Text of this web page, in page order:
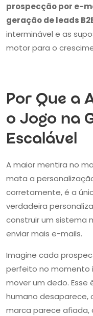
prospecção por e-
geração de leads
interminável e as
motor para o
Por Que a
o Jogo na
Escalável
A maior mentira no
mata a
corretamente, é a
verdadeira
construir um sistema
enviar mais e-mails.
Imagine cada
perfeito no momento
mover um dedo. Esse
humano desaparece,
marca parece afiada,